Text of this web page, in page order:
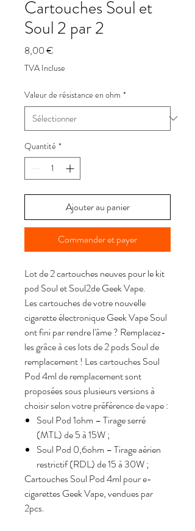
Cartouches Soul et
Soul 2 par 2
8,00 €
TVA Incluse
Valeur de résistance en ohm *
Quantité *
Ajouter au panier
Commander et payer
Lot de 2 cartouches neuves pour le kit
pod Soul et Soul2de Geek Vape.
Les cartouches de votre nouvelle
cigarette électronique Geek Vape Soul
ont fini par rendre l'âme ? Remplacez-
les grâce à ces lots de 2 pods Soul de
remplacement ! Les cartouches Soul
Pod 4ml de remplacement sont
proposées sous plusieurs versions à
choisir selon votre préférence de vape :
Soul Pod 1ohm – Tirage serré
(MTL) de 5 à 15W ;
Soul Pod 0,6ohm – Tirage aérien
restrictif (RDL) de 15 à 30W ;
Cartouches Soul Pod 4ml pour e-
cigarettes Geek Vape, vendues par
2pcs.